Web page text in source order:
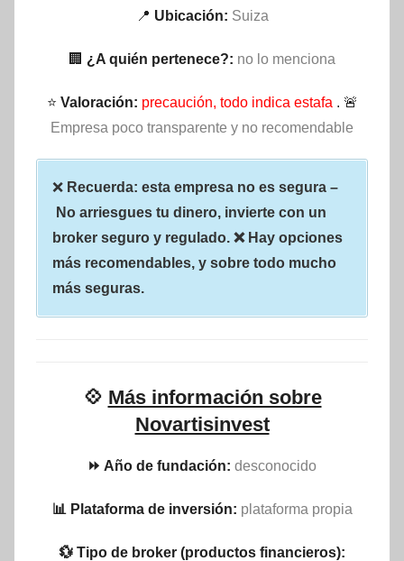
📍 Ubicación: Suiza
🏢 ¿A quién pertenece?: no lo menciona
⭐ Valoración: precaución, todo indica estafa . 🚨
Empresa poco transparente y no recomendable
❌ Recuerda: esta empresa no es segura –
No arriesgues tu dinero, invierte con un
broker seguro y regulado. ❌ Hay opciones
más recomendables, y sobre todo mucho
más seguras.
💠 Más información sobre
Novartisinvest
⏩ Año de fundación: desconocido
📊 Plataforma de inversión: plataforma propia
💱 Tipo de broker (productos financieros):